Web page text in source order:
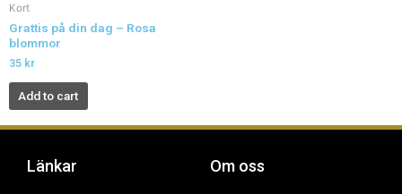
Kort
Grattis på din dag – Rosa
blommor
35 kr
Add to cart
Länkar Om oss